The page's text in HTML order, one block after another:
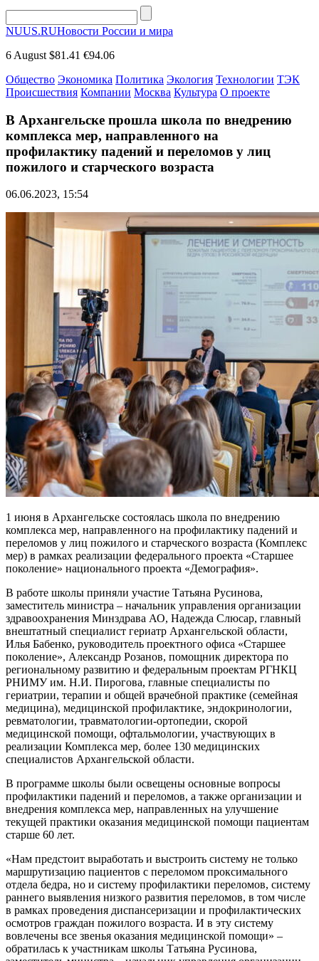
NUUS.RUНовости России и мира
6 August $81.41 €94.06
Общество Экономика Политика Экология Технологии ТЭК
Происшествия Компании Москва Культура О проекте
В Архангельске прошла школа по внедрению
комплекса мер, направленного на
профилактику падений и переломов у лиц
пожилого и старческого возраста
06.06.2023, 15:54
1 июня в Архангельске состоялась школа по внедрению
комплекса мер, направленного на профилактику падений и
переломов у лиц пожилого и старческого возраста (Комплекс
мер) в рамках реализации федерального проекта «Старшее
поколение» национального проекта «Демография».
В работе школы приняли участие Татьяна Русинова,
заместитель министра – начальник управления организации
здравоохранения Минздрава АО, Надежда Слюсар, главный
внештатный специалист гериатр Архангельской области,
Илья Бабенко, руководитель проектного офиса «Старшее
поколение», Александр Розанов, помощник директора по
региональному развитию и федеральным проектам РГНКЦ
РНИМУ им. Н.И. Пирогова, главные специалисты по
гериатрии, терапии и общей врачебной практике (семейная
медицина), медицинской профилактике, эндокринологии,
ревматологии, травматологии-ортопедии, скорой
медицинской помощи, офтальмологии, участвующих в
реализации Комплекса мер, более 130 медицинских
специалистов Архангельской области.
В программе школы были освещены основные вопросы
профилактики падений и переломов, а также организации и
внедрения комплекса мер, направленных на улучшение
текущей практики оказания медицинской помощи пациентам
старше 60 лет.
«Нам предстоит выработать и выстроить систему не только
маршрутизацию пациентов с переломом проксимального
отдела бедра, но и систему профилактики переломов, систему
раннего выявления низкого развития переломов, в том числе
в рамках проведения диспансеризации и профилактических
осмотров граждан пожилого возраста. И в эту систему
вовлечены все звенья оказания медицинской помощи» –
обратилась к участникам школы Татьяна Русинова,